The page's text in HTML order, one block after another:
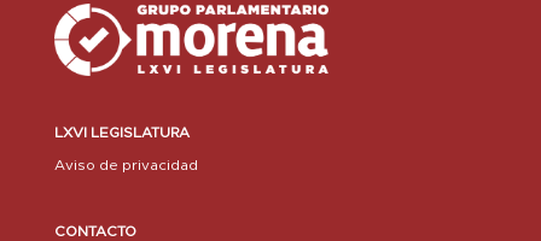
LXVI LEGISLATURA
Aviso de privacidad
CONTACTO